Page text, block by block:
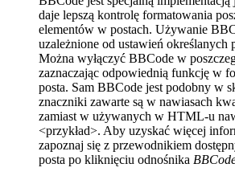
daje lepszą kontrolę formatowania
elementów w postach. Używanie
uzależnione od ustawień określanych
Można wyłączyć BBCode w
zaznaczając odpowiednią funkcję w
posta. Sam BBCode jest podobny w
znaczniki zawarte są w nawiasach
zamiast w używanych w HTML-u
<przykład>. Aby uzyskać więcej
zapoznaj się z przewodnikiem
posta po kliknięciu odnośnika